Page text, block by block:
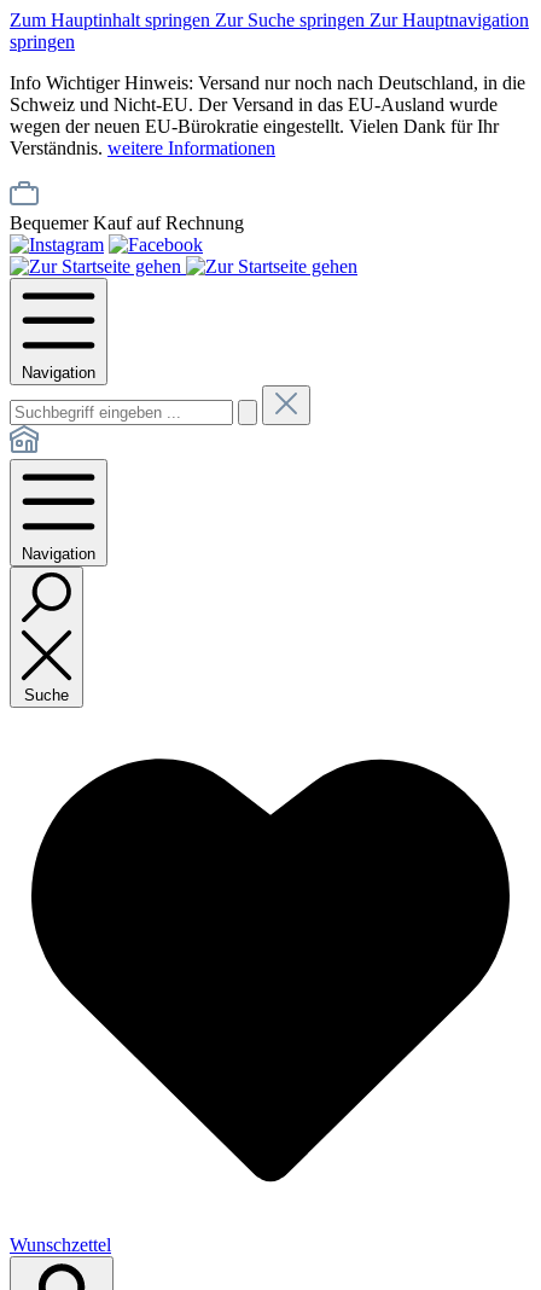
Zum Hauptinhalt springen Zur Suche springen Zur Hauptnavigation
springen
Info Wichtiger Hinweis: Versand nur noch nach Deutschland, in die
Schweiz und Nicht-EU. Der Versand in das EU-Ausland wurde
wegen der neuen EU-Bürokratie eingestellt. Vielen Dank für Ihr
Verständnis. weitere Informationen
Bequemer Kauf auf Rechnung
Navigation
Navigation
Suche
Wunschzettel